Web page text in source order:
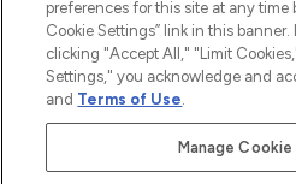
Pay Securely With
preferences for this site at any time
Cookie Settings” link in this
clicking "Accept All," "Limit
Settings," you acknowledge and
and Terms of Use.
Manage